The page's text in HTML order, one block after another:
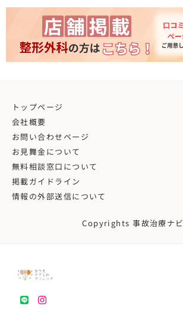
トップページ
会社概要
お問い合わせページ
お見舞金について
無料相談窓口について
掲載ガイドライン
情報の外部送信について
Copyrights 事故治療ナビ
LINEinstagram